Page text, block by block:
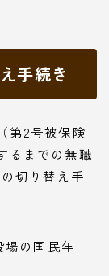
手続き
第2号被保険
るまでの無職
切り替え手
場の国民年